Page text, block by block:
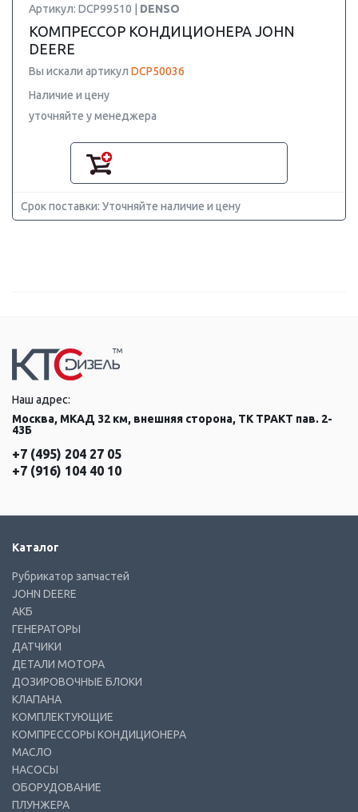
Артикул: DCP99510 | DENSO
КОМПРЕССОР КОНДИЦИОНЕРА JOHN
DEERE
Вы искали артикул DCP50036
Наличие и цену
уточняйте у менеджера
Срок поставки: Уточняйте наличие и цену
Наш адрес:
Москва, МКАД 32 км, внешняя сторона, ТК ТРАКТ пав. 2-
43Б
+7 (495) 204 27 05
+7 (916) 104 40 10
Каталог
Рубрикатор запчастей
JOHN DEERE
АКБ
ГЕНЕРАТОРЫ
ДАТЧИКИ
ДЕТАЛИ МОТОРА
ДОЗИРОВОЧНЫЕ БЛОКИ
КЛАПАНА
КОМПЛЕКТУЮЩИЕ
КОМПРЕССОРЫ КОНДИЦИОНЕРА
МАСЛО
НАСОСЫ
ОБОРУДОВАНИЕ
ПЛУНЖЕРА